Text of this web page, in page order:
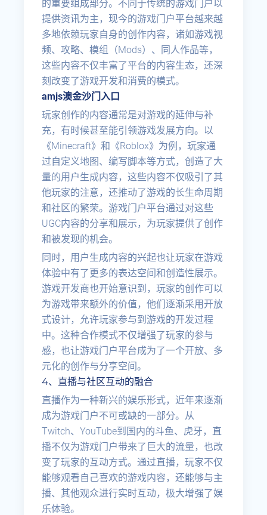
的重要组成部分。不同于传统的游戏门户以
提供资讯为主，现今的游戏门户平台越来越
多地依赖玩家自身的创作内容，诸如游戏视
频、攻略、模组（Mods）、同人作品等，
这些内容不仅丰富了平台的内容生态，还深
刻改变了游戏开发和消费的模式。
amjs澳金沙门入口
玩家创作的内容通常是对游戏的延伸与补
充，有时候甚至能引领游戏发展方向。以
《Minecraft》和《Roblox》为例，玩家通
过自定义地图、编写脚本等方式，创造了大
量的用户生成内容，这些内容不仅吸引了其
他玩家的注意，还推动了游戏的长生命周期
和社区的繁荣。游戏门户平台通过对这些
UGC内容的分享和展示，为玩家提供了创作
和被发现的机会。
同时，用户生成内容的兴起也让玩家在游戏
体验中有了更多的表达空间和创造性展示。
游戏开发商也开始意识到，玩家的创作可以
为游戏带来额外的价值，他们逐渐采用开放
式设计，允许玩家参与到游戏的开发过程
中。这种合作模式不仅增强了玩家的参与
感，也让游戏门户平台成为了一个开放、多
元化的创作与分享空间。
4、直播与社区互动的融合
直播作为一种新兴的娱乐形式，近年来逐渐
成为游戏门户不可或缺的一部分。从
Twitch、YouTube到国内的斗鱼、虎牙，直
播不仅为游戏门户带来了巨大的流量，也改
变了玩家的互动方式。通过直播，玩家不仅
能够观看自己喜欢的游戏内容，还能够与主
播、其他观众进行实时互动，极大增强了娱
乐体验。